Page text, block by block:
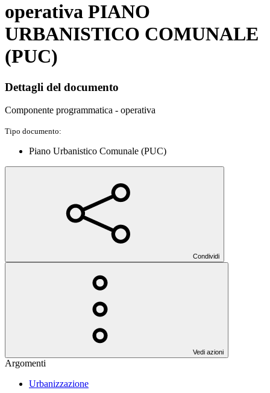
operativa PIANO
URBANISTICO COMUNALE
(PUC)
Dettagli del documento
Componente programmatica - operativa
Tipo documento:
Piano Urbanistico Comunale (PUC)
Condividi
Vedi azioni
Argomenti
Urbanizzazione